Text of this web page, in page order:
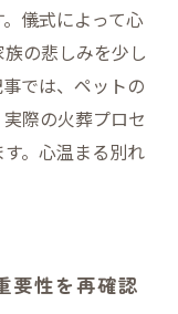
儀式によって心
の悲しみを少し
では、ペットの
際の火葬プロセ
。心温まる別れ
要性を再確認